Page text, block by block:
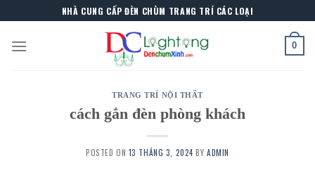
to
content
NHÀ CUNG CẤP ĐÈN CHÙM TRANG TRÍ CÁC LOẠI
0
TRANG TRÍ NỘI THẤT
cách gắn đèn phòng khách
POSTED ON 13 THÁNG 3, 2024 BY ADMIN